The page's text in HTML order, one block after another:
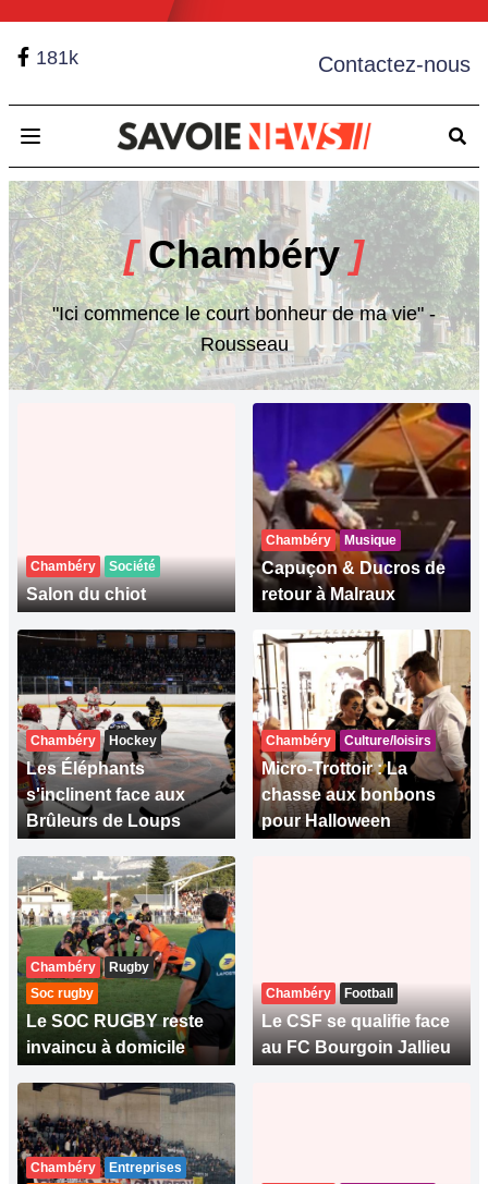
181k Contactez-nous
Open main menu
[Chambéry]
"Ici commence le court bonheur de ma vie" -
Rousseau
Chambéry Société
Salon du chiot
Chambéry Musique
Capuçon & Ducros de
retour à Malraux
Chambéry Hockey
Les Éléphants
s'inclinent face aux
Brûleurs de Loups
Chambéry Culture/loisirs
Micro-Trottoir : La
chasse aux bonbons
pour Halloween
Chambéry
Rugby
Soc rugby
Le SOC RUGBY reste
invaincu à domicile
Chambéry Football
Le CSF se qualifie face
au FC Bourgoin Jallieu
Chambéry
Entreprises